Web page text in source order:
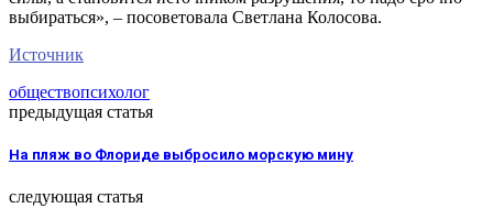
выбираться», – посоветовала Светлана Колосова.
Источник
обществопсихолог
предыдущая статья
На пляж во Флориде выбросило морскую мину
следующая статья